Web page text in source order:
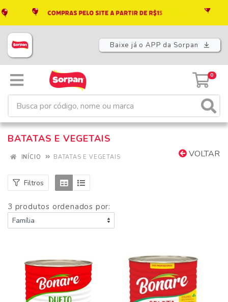
Baixe já o APP da Sorpan
0
BATATAS E VEGETAIS
VOLTAR
INÍCIO BATATAS E VEGETAIS
Filtros
3 produtos ordenados por: